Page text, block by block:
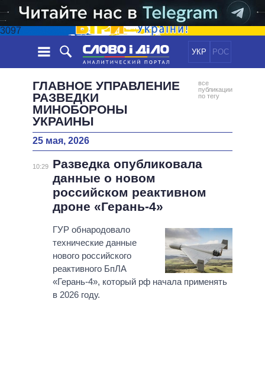
3097
УКР РОС
НОВОСТИ
ЛЕНТА
СОБЫТИЯ
СТАТЬИ
МНЕНИЯ
ОБЗОРЫ
ДАЙДЖЕСТЫ
МИР
ОБЕЩАНИЯ
ПОЛИТИКИ
ВСЕ ПОЛИТИКИ
ПРЕЗИДЕНТ И ОФИС
ВЕРХОВНАЯ РАДА
КАБИНЕТ МИНИСТРОВ
ГЛАВЫ ОБЛАДМИНИСТРАЦИЙ
МЭРЫ
ВСЕ ПЕРСОНЫ
ИНФОГРАФИКА
ВИДЕО
ПОДДЕРЖАТЬ
СРАВНЕНИЕ ПОЛИТИКОВ
ГЛАВНОЕ УПРАВЛЕНИЕ
РАЗВЕДКИ
МИНОБОРОНЫ
УКРАИНЫ
все
публикации
по тегу
25 мая, 2026
10:29
Разведка опубликовала
данные о новом
российском реактивном
дроне «Герань-4»
ГУР обнародовало
технические данные
нового российского
реактивного БпЛА
«Герань-4», который рф начала применять
в 2026 году.